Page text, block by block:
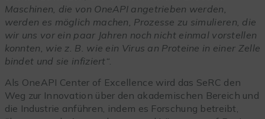
Maschinen, die von OneAPI angetrieben werden,
werden es möglich machen, Prozesse zu simulieren, die
wir uns vor ein paar Jahren noch nicht einmal vorstellen
konnten, wie z. B. wie ein Virus an Proteine in einer Zelle
bindet und sie infiziert“
Als OneAPI Center of Excellence wird das SeRC den
Weg zur Innovation über den akademischen Bereich und
die Industrie anführen, indem es Forschung betreibt,